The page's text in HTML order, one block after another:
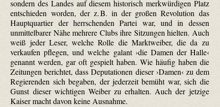
sondern des Landes auf diesem historisch merkwürdigen Platz
entschieden worden, der z. B. in der großen Revolution das
Hauptquartier der herrschenden Partei war, und in dessen
unmittelbarer Nähe mehrere Clubs ihre Sitzungen hielten. Auch
weiß jeder Leser, welche Rolle die Marktweiber, die da zu
verkaufen pflegen, und welche galant ›die Damen der Halle‹
genannt werden, gar oft gespielt haben. Wie häufig haben die
Zeitungen berichtet, dass Deputationen dieser ›Damen‹ zu dem
Regierenden sich begaben, der jederzeit bemüht war, sich die
Gunst dieser wichtigen Weiber zu erhalten. Auch der jetzige
Kaiser macht davon keine Ausnahme.